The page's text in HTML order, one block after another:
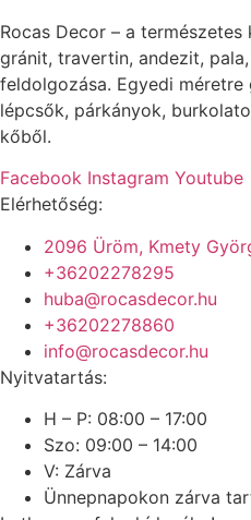
Rocas Decor – a
gránit, travertin, andezit,
feldolgozása. Egyedi
lépcsők, párkányok,
kőből.
Facebook Instagram Youtube
Elérhetőség:
2096 Üröm, Kmety
+36202278295
huba@rocasdecor.hu
+36202278860
info@rocasdecor.hu
Nyitvatartás:
H – P: 08:00 – 17:00
Szo: 09:00 – 14:00
V: Zárva
Ünnepnapokon zárva